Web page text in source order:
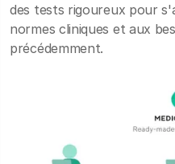
des tests rigoureux pour
normes cliniques et aux
précédemment.